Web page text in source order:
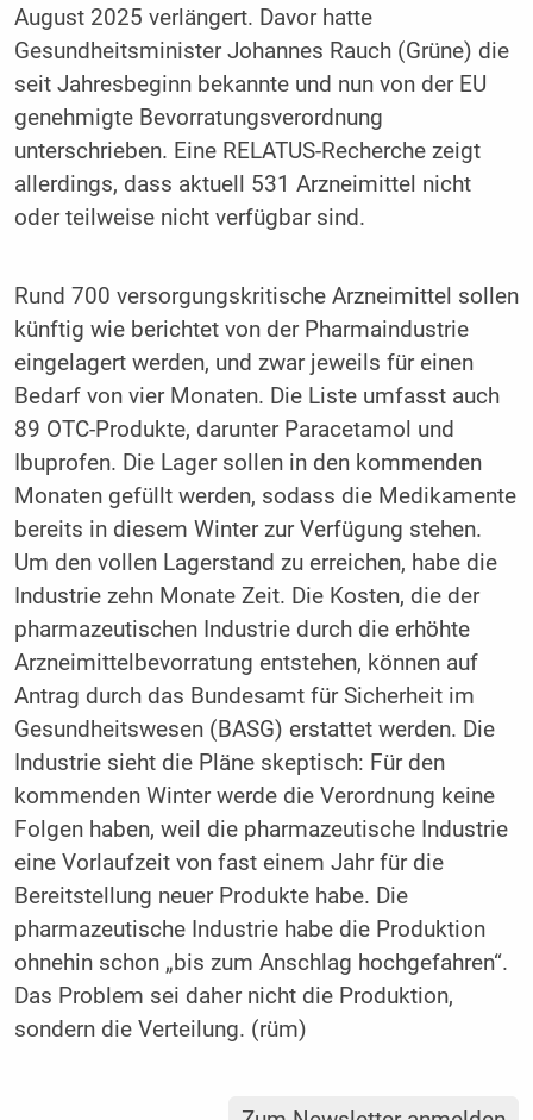
August 2025 verlängert. Davor hatte
Gesundheitsminister Johannes Rauch (Grüne) die
seit Jahresbeginn bekannte und nun von der EU
genehmigte Bevorratungsverordnung
unterschrieben. Eine RELATUS-Recherche zeigt
allerdings, dass aktuell 531 Arzneimittel nicht
oder teilweise nicht verfügbar sind.
Rund 700 versorgungskritische Arzneimittel sollen
künftig wie berichtet von der Pharmaindustrie
eingelagert werden, und zwar jeweils für einen
Bedarf von vier Monaten. Die Liste umfasst auch
89 OTC-Produkte, darunter Paracetamol und
Ibuprofen. Die Lager sollen in den kommenden
Monaten gefüllt werden, sodass die Medikamente
bereits in diesem Winter zur Verfügung stehen.
Um den vollen Lagerstand zu erreichen, habe die
Industrie zehn Monate Zeit. Die Kosten, die der
pharmazeutischen Industrie durch die erhöhte
Arzneimittelbevorratung entstehen, können auf
Antrag durch das Bundesamt für Sicherheit im
Gesundheitswesen (BASG) erstattet werden. Die
Industrie sieht die Pläne skeptisch: Für den
kommenden Winter werde die Verordnung keine
Folgen haben, weil die pharmazeutische Industrie
eine Vorlaufzeit von fast einem Jahr für die
Bereitstellung neuer Produkte habe. Die
pharmazeutische Industrie habe die Produktion
ohnehin schon „bis zum Anschlag hochgefahren“.
Das Problem sei daher nicht die Produktion,
sondern die Verteilung. (rüm)